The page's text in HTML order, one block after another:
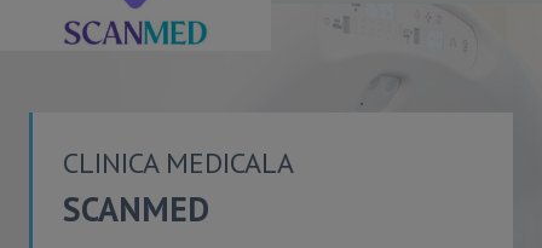
CLINICA MEDICALA
SCANMED